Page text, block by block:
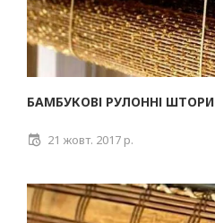
БАМБУКОВІ РУЛОННІ ШТОРИ
21 жовт. 2017 р.